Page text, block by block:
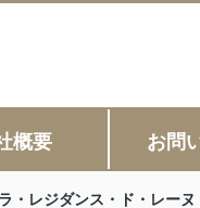
概要 お問
ラ・レジダンス・ド・レーヌ